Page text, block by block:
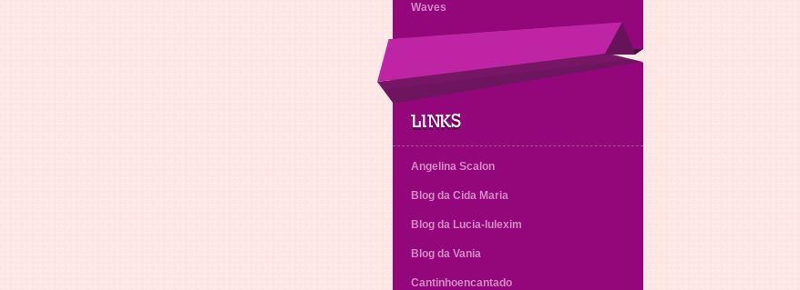
Waves
LINKS
Angelina Scalon
Blog da Cida Maria
Blog da Lucia-lulexim
Blog da Vania
Cantinhoencantado